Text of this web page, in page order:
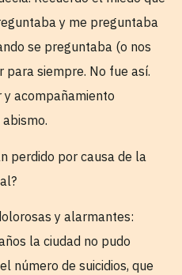
y me preguntaba
se preguntaba (o nos
para siempre. No fue así.
y acompañamiento
perdido por causa de la
y alarmantes:
la ciudad no pudo
número de suicidios, que